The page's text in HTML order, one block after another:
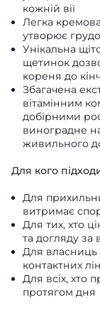
кожній вії
Легка
утворює
Унікальна
щетинок
кореня до
Збагачена
вітамінним
добірними
виноградне
живильного
Для кого
Для
витримає
Для тих, хто
та догляду за
Для власниць
контактних
Для всіх, хто
протягом дня